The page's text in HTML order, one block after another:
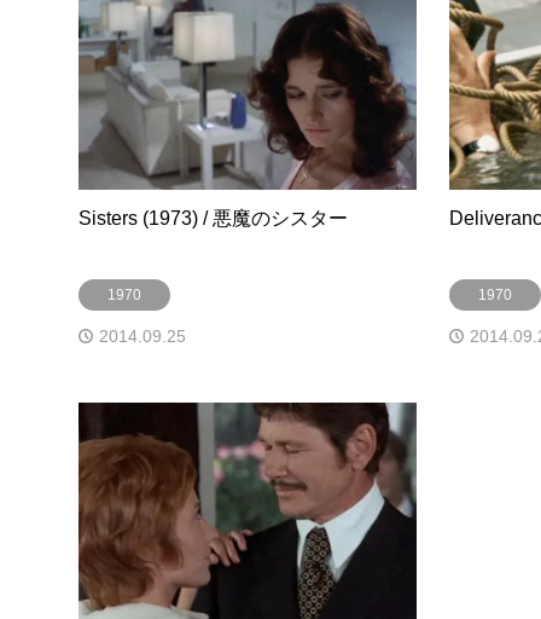
Sisters (1973) / 悪魔のシスター
1970
2014.09.25
1970